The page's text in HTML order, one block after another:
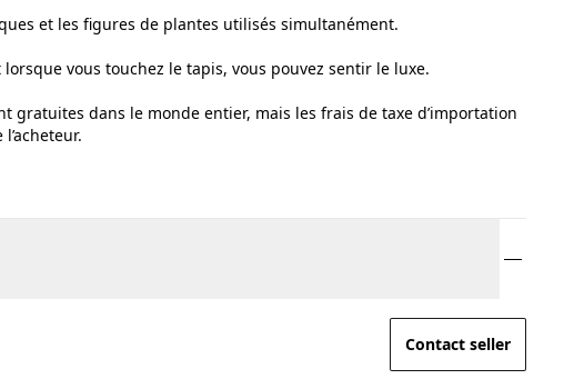
et les figures de plantes utilisés simultanément.
vous touchez le tapis, vous pouvez sentir le luxe.
gratuites dans le monde entier, mais les frais de taxe d’importation
Contact seller